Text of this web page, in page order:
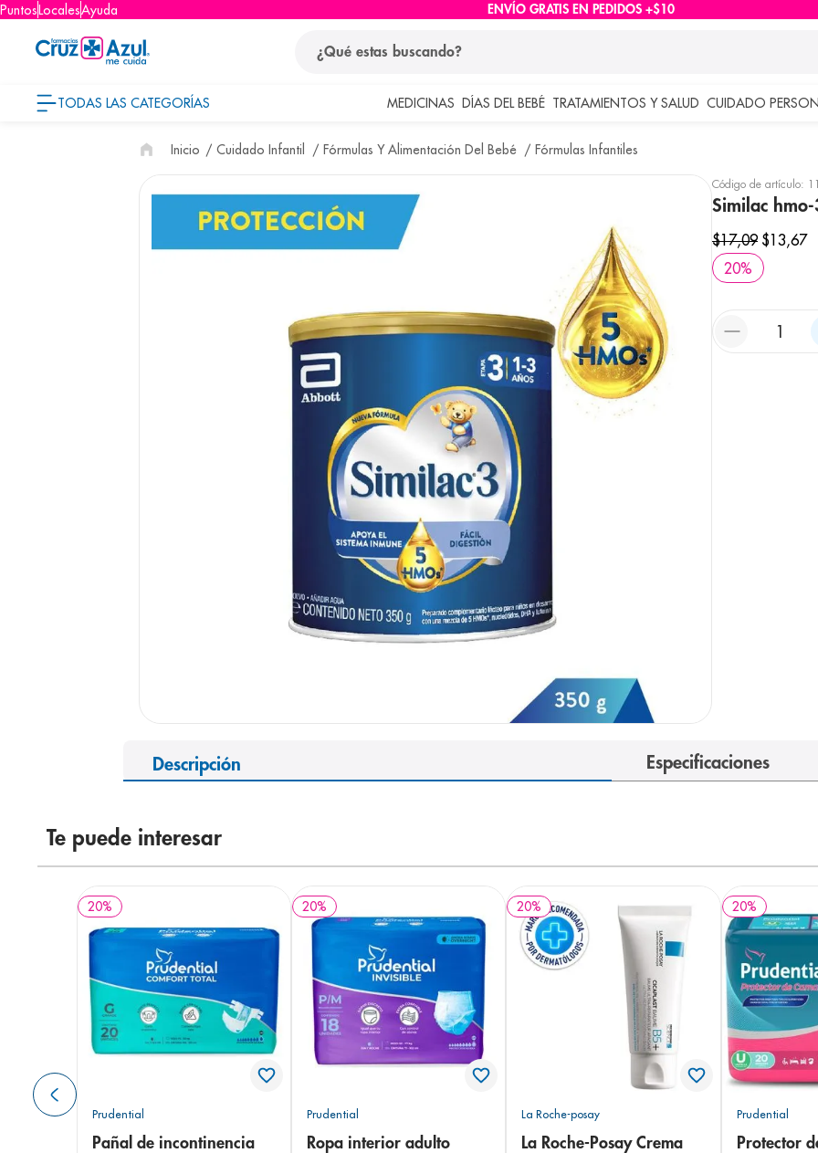
PuntosLocalesAyuda ENVÍO GRATIS EN PEDIDOS +$10
TODAS LAS CATEGORÍAS MEDICINAS DÍAS DEL BEBÉ TRATAMIENTOS Y SALUD CUIDADO
Cuidado Infantil Fórmulas Y Alimentación Del Bebé Fórmulas Infantiles
Código de artículo:
Similac
$17,09 $13,67
20%
Descripción Especificaciones
Te puede interesar
20%
Prudential
Pañal de incontinencia
20%
Prudential
Ropa interior adulto
20%
La Roche-posay
La Roche-Posay Crema
20%
Prudential
Protector
términos más buscados
1. protector solar
3. eucerin
4. cerave
6. shampoo
7.
8.
panolini
10.prueba embarazo